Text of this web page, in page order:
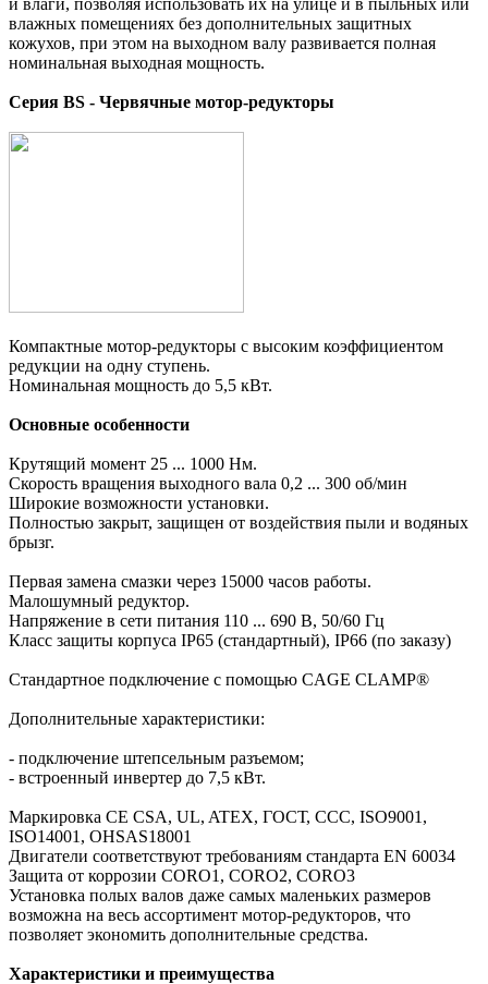
влажных помещениях без дополнительных защитных
кожухов, при этом на выходном валу развивается полная
номинальная выходная мощность.
Серия BS - Червячные мотор-редукторы
Компактные мотор-редукторы с высоким коэффициентом
редукции на одну ступень.
Номинальная мощность до 5,5 кВт.
Основные особенности
Крутящий момент 25 ... 1000 Нм.
Скорость вращения выходного вала 0,2 ... 300 об/мин
Широкие возможности установки.
Полностью закрыт, защищен от воздействия пыли и водяных
брызг.
Первая замена смазки через 15000 часов работы.
Малошумный редуктор.
Напряжение в сети питания 110 ... 690 В, 50/60 Гц
Класс защиты корпуса IP65 (стандартный), IP66 (по заказу)
Стандартное подключение с помощью CAGE CLAMP®
Дополнительные характеристики:
- подключение штепсельным разъемом;
- встроенный инвертер до 7,5 кВт.
Маркировка СЕ CSA, UL, ATEX, ГОСТ, CCC, ISO9001,
ISO14001, OHSAS18001
Двигатели соответствуют требованиям стандарта EN 60034
Защита от коррозии CORO1, CORO2, CORO3
Установка полых валов даже самых маленьких размеров
возможна на весь ассортимент мотор-редукторов, что
позволяет экономить дополнительные средства.
Характеристики и преимущества